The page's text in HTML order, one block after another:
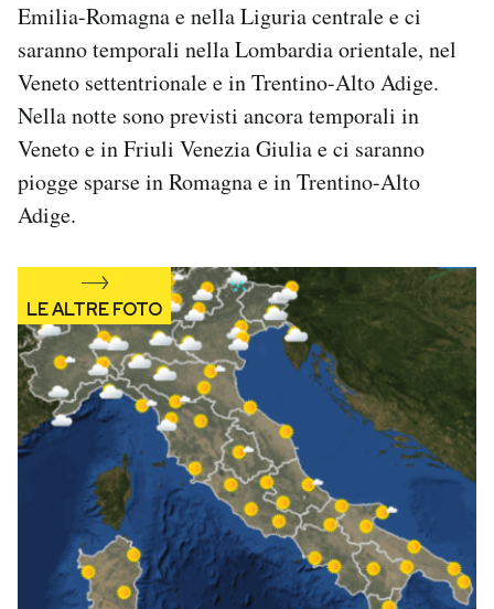
Notifiche mobile
Regala il Post
Hai bisogno di aiuto?
Emilia-Romagna e nella Liguria centrale e ci
saranno temporali nella Lombardia orientale, nel
Veneto settentrionale e in Trentino-Alto Adige.
Nella notte sono previsti ancora temporali in
Veneto e in Friuli Venezia Giulia e ci saranno
piogge sparse in Romagna e in Trentino-Alto
Adige.